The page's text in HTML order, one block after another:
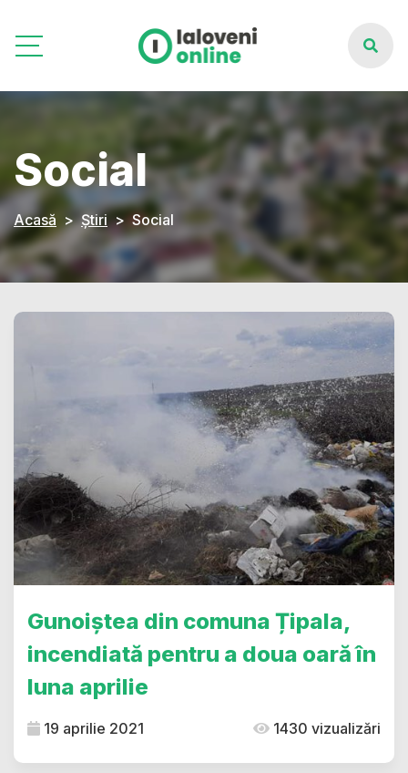
Social
Acasă Știri Social
Gunoiștea din comuna Țipala,
incendiată pentru a doua oară în
luna aprilie
19 aprilie 2021 1430 vizualizări